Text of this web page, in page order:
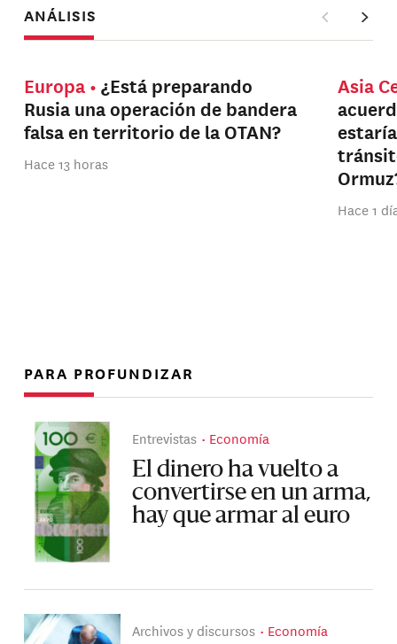
ANÁLISIS
Europa
¿Está preparando
Rusia una operación de bandera
falsa en territorio de la OTAN?
Hace 13 horas
Asia
Hace 1
PARA PROFUNDIZAR
Entrevistas Economía
El dinero ha vuelto a
convertirse en un arma,
hay que armar al euro
Archivos y discursos Economía